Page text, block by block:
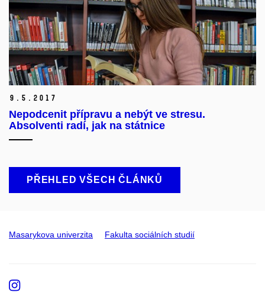
9. 5. 2017
Nepodcenit přípravu a nebýt ve stresu.
Absolventi radí, jak na státnice
PŘEHLED VŠECH ČLÁNKŮ
Masarykova univerzita Fakulta sociálních studií
Instagram